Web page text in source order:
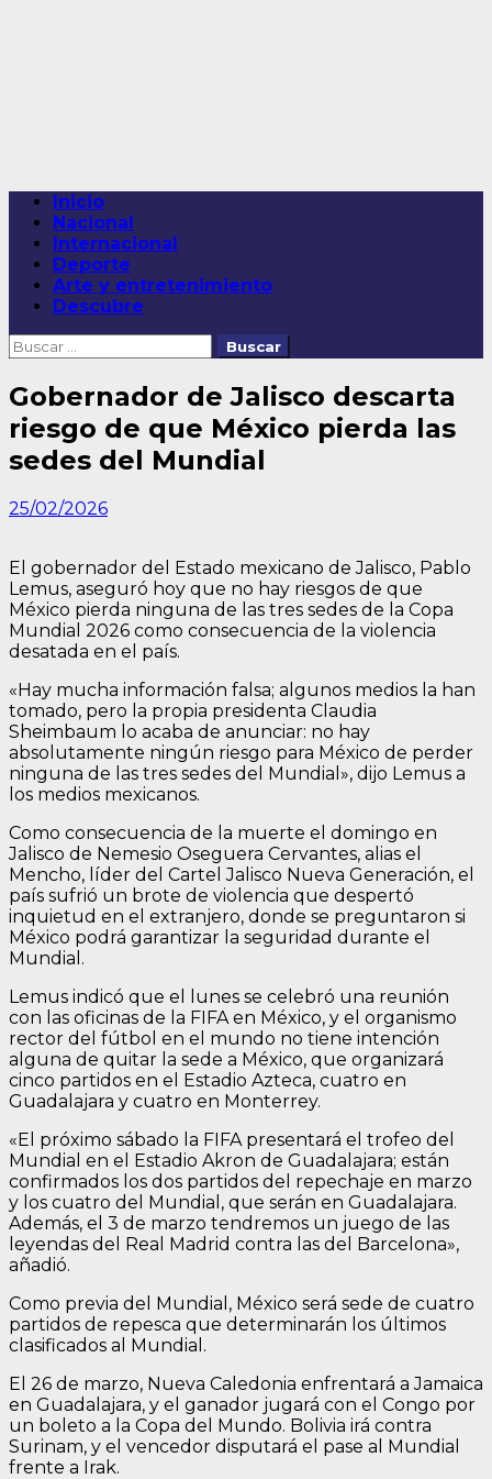
Menú
principal
Inicio
Nacional
Internacional
Deporte
Arte y entretenimiento
Descubre
Buscar:
Gobernador de Jalisco descarta
riesgo de que México pierda las
sedes del Mundial
25/02/2026
El gobernador del Estado mexicano de Jalisco, Pablo
Lemus, aseguró hoy que no hay riesgos de que
México pierda ninguna de las tres sedes de la Copa
Mundial 2026 como consecuencia de la violencia
desatada en el país.
«Hay mucha información falsa; algunos medios la han
tomado, pero la propia presidenta Claudia
Sheimbaum lo acaba de anunciar: no hay
absolutamente ningún riesgo para México de perder
ninguna de las tres sedes del Mundial», dijo Lemus a
los medios mexicanos.
Como consecuencia de la muerte el domingo en
Jalisco de Nemesio Oseguera Cervantes, alias el
Mencho, líder del Cartel Jalisco Nueva Generación, el
país sufrió un brote de violencia que despertó
inquietud en el extranjero, donde se preguntaron si
México podrá garantizar la seguridad durante el
Mundial.
Lemus indicó que el lunes se celebró una reunión
con las oficinas de la FIFA en México, y el organismo
rector del fútbol en el mundo no tiene intención
alguna de quitar la sede a México, que organizará
cinco partidos en el Estadio Azteca, cuatro en
Guadalajara y cuatro en Monterrey.
«El próximo sábado la FIFA presentará el trofeo del
Mundial en el Estadio Akron de Guadalajara; están
confirmados los dos partidos del repechaje en marzo
y los cuatro del Mundial, que serán en Guadalajara.
Además, el 3 de marzo tendremos un juego de las
leyendas del Real Madrid contra las del Barcelona»,
añadió.
Como previa del Mundial, México será sede de cuatro
partidos de repesca que determinarán los últimos
clasificados al Mundial.
El 26 de marzo, Nueva Caledonia enfrentará a Jamaica
en Guadalajara, y el ganador jugará con el Congo por
un boleto a la Copa del Mundo. Bolivia irá contra
Surinam, y el vencedor disputará el pase al Mundial
frente a Irak.